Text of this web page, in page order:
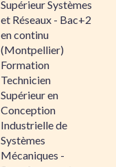
Supérieur Systèmes
et Réseaux - Bac+2
en continu
(Montpellier)
Formation
Technicien
Supérieur en
Conception
Industrielle de
Systèmes
Mécaniques -